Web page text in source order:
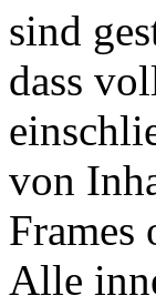
sind
dass
von
Frames
Alle